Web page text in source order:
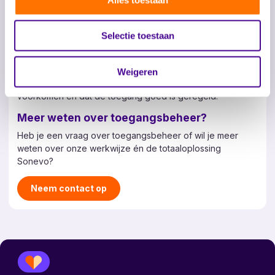
Selectie toestaan
Weigeren
personen met de juiste kaart krijgen toegang tot een
specifieke ruimte of gebouw. Dit creëert een veilige
omgeving waarin alleen bevoegden binnenkomen. Denk
gebouwen die alleen toegankelijk moeten zijn voor
specifieke bewoners of naasten. Voor zorgverleners geeft
voorkomen en dat de toegang goed is geregeld.
Meer weten over toegangsbeheer?
Heb je een vraag over toegangsbeheer of wil je meer
weten over onze werkwijze én de totaaloplossing
Sonevo?
Neem contact op